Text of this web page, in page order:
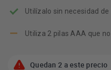
Utilízalo sin necesidad
Utiliza 2 pilas AAA que
Quedan 2 a este precio